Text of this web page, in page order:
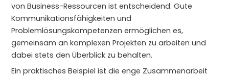
von Business-Ressourcen ist entscheidend. Gute
Kommunikationsfähigkeiten und
Problemlösungskompetenzen ermöglichen es,
gemeinsam an komplexen Projekten zu arbeiten und
dabei stets den Überblick zu behalten.
Ein praktisches Beispiel ist die enge Zusammenarbeit